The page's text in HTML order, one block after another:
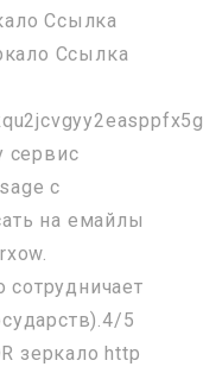
Ссылка
Ссылка
сервис
с
на емайлы
5
зеркало http